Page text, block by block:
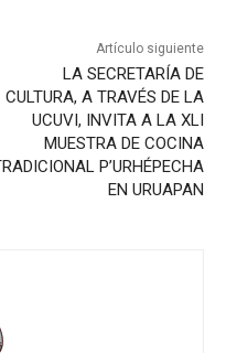
Artículo siguiente
LA SECRETARÍA DE
CULTURA, A TRAVÉS DE LA
UCUVI, INVITA A LA XLI
MUESTRA DE COCINA
P’URHÉPECHA
EN URUAPAN